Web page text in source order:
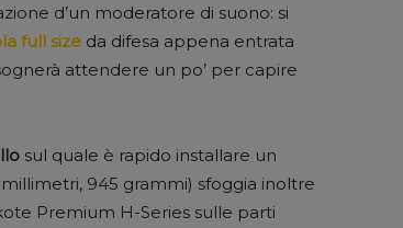
d’un moderatore di suono: si
full size da difesa appena entrata
attendere un po’ per capire
sul quale è rapido installare un
945 grammi) sfoggia inoltre
Premium H-Series sulle parti